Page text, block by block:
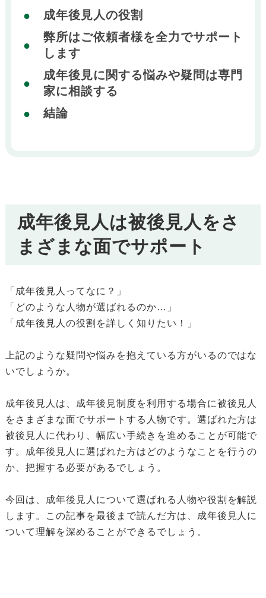
成年後見人の役割
弊所はご依頼者様を全力でサポート
します
成年後見に関する悩みや疑問は専門
家に相談する
結論
成年後見人は被後見人をさ
まざまな面でサポート
「成年後見人ってなに？」
「どのような人物が選ばれるのか…」
「成年後見人の役割を詳しく知りたい！」
上記のような疑問や悩みを抱えている方がいるのではな
いでしょうか。
成年後見人は、成年後見制度を利用する場合に被後見人
をさまざまな面でサポートする人物です。選ばれた方は
被後見人に代わり、幅広い手続きを進めることが可能で
す。成年後見人に選ばれた方はどのようなことを行うの
か、把握する必要があるでしょう。
今回は、成年後見人について選ばれる人物や役割を解説
します。この記事を最後まで読んだ方は、成年後見人に
ついて理解を深めることができるでしょう。